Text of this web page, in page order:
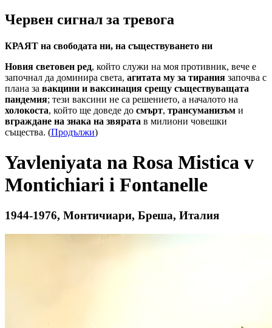
Червен сигнал за тревога
КРАЯТ на свободата ни, на съществуването ни
Новия световен ред, който служи на моя противник, вече е
започнал да доминира света, агитата му за тирания започва с
плана за вакцини и ваксинация срещу съществуващата
пандемия; тези ваксини не са решението, а началото на
холокоста, който ще доведе до смърт, трансуманизъм и
вграждане на знака на звярата в милиони човешки
същества. (Продължи)
Yavleniyata na Rosa Mistica v
Montichiari i Fontanelle
1944-1976, Монтичиари, Бреша, Италия